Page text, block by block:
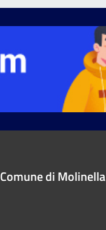
Comune di Molinella